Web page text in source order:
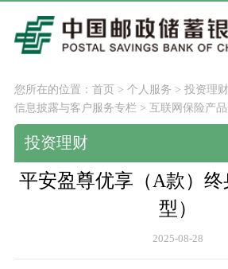
您所在的位置： 首页> 个人服务 > 投资理财
信息披露与客户服务专栏 > 互联网保险产
投资理财
平安盈尊优享（A款）
型）
2025-08-28